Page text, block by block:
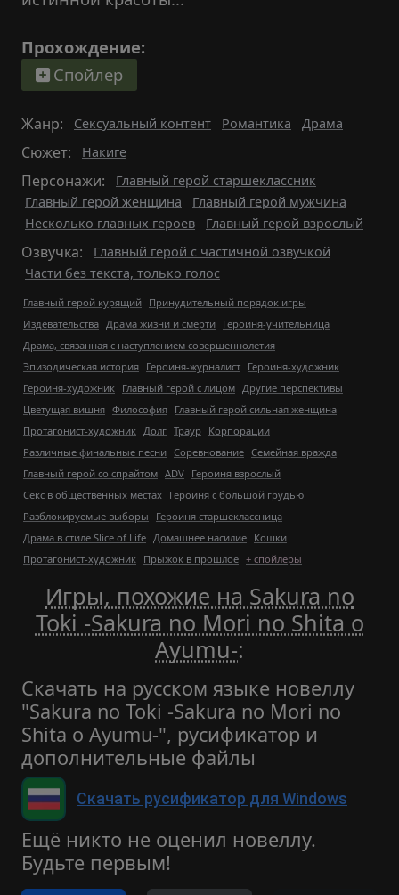
Прохождение:
Спойлер
Жанр: Сексуальный контент Романтика Драма
Сюжет: Накиге
Персонажи:
Главный герой старшеклассник
Главный герой женщина
Главный герой мужчина
Несколько главных героев
Главный герой взрослый
Озвучка:
Главный герой с частичной озвучкой
Части без текста, только голос
Главный герой курящий Принудительный порядок игры
Издевательства Драма жизни и смерти Героиня-учительница
Драма, связанная с наступлением совершеннолетия
Эпизодическая история Героиня-журналист Героиня-художник
Героиня-художник Главный герой с лицом Другие перспективы
Цветущая вишня Философия Главный герой сильная женщина
Протагонист-художник Долг Траур
Корпорации
Различные финальные песни Соревнование Семейная вражда
Главный герой со спрайтом ADV Героиня взрослый
Секс в общественных местах Героиня с большой грудью
Разблокируемые выборы
Героиня старшеклассница
Драма в стиле Slice of Life Домашнее насилие Кошки
Протагонист-художник Прыжок в прошлое + спойлеры
Игры, похожие на Sakura no
Toki -Sakura no Mori no Shita o
Ayumu-:
Скачать на русском языке новеллу
"Sakura no Toki -Sakura no Mori no
Shita o Ayumu-", русификатор и
дополнительные файлы
Скачать русификатор для Windows
Ещё никто не оценил новеллу.
Будьте первым!